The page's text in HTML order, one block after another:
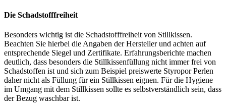
Die Schadstofffreiheit
Besonders wichtig ist die Schadstofffreiheit von Stillkissen.
Beachten Sie hierbei die Angaben der Hersteller und achten auf
entsprechende Siegel und Zertifikate. Erfahrungsberichte machen
deutlich, dass besonders die Stillkissenfüllung nicht immer frei von
Schadstoffen ist und sich zum Beispiel preiswerte Styropor Perlen
daher nicht als Füllung für ein Stillkissen eignen. Für die Hygiene
im Umgang mit dem Stillkissen sollte es selbstverständlich sein, dass
der Bezug waschbar ist.